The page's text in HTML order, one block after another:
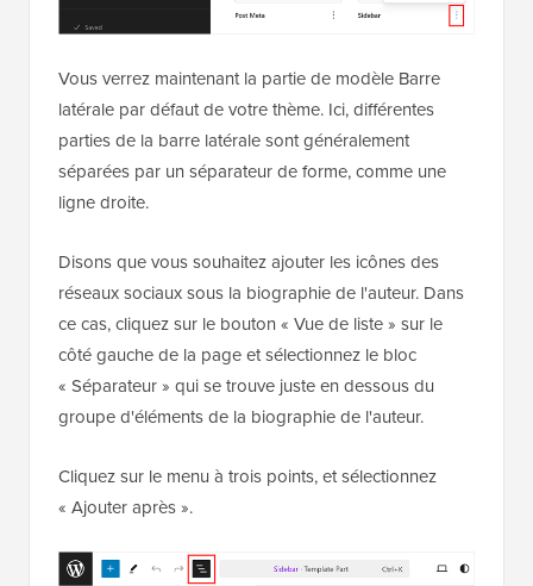
Vous verrez maintenant la partie de modèle Barre
latérale par défaut de votre thème. Ici, différentes
parties de la barre latérale sont généralement
séparées par un séparateur de forme, comme une
ligne droite.
Disons que vous souhaitez ajouter les icônes des
réseaux sociaux sous la biographie de l'auteur. Dans
ce cas, cliquez sur le bouton « Vue de liste » sur le
côté gauche de la page et sélectionnez le bloc
« Séparateur » qui se trouve juste en dessous du
groupe d'éléments de la biographie de l'auteur.
Cliquez sur le menu à trois points, et sélectionnez
« Ajouter après ».